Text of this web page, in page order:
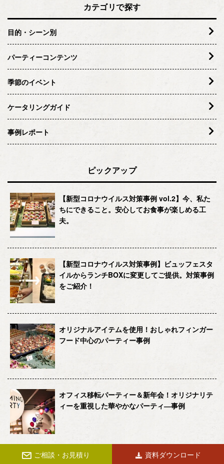
カテゴリで探す
目的・シーン別
パーティーコンテンツ
季節のイベント
ケータリングガイド
事例レポート
ピックアップ
【新型コロナウイルス対策事例 vol.2】今、私た
ちにできること。安心してお食事が楽しめる工
夫。
【新型コロナウイルス対策事例】ビュッフェスタ
イルからランチBOXに変更してご提供。対策事例
をご紹介！
オリジナルアイテムを使用！おしゃれフィンガー
フード中心のパーティー事例
オフィス移転パーティー＆新年会！オリジナリテ
ィーを重視した華やかなパーティ―事例
卒業パーティー・謝恩会の料理はケータリング
ご相談・お見積り 資料ダウンロード